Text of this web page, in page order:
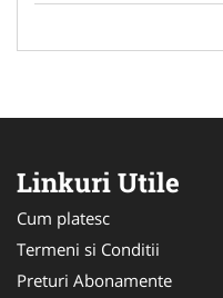
Linkuri Utile
Cum platesc
Termeni si Conditii
Preturi Abonamente